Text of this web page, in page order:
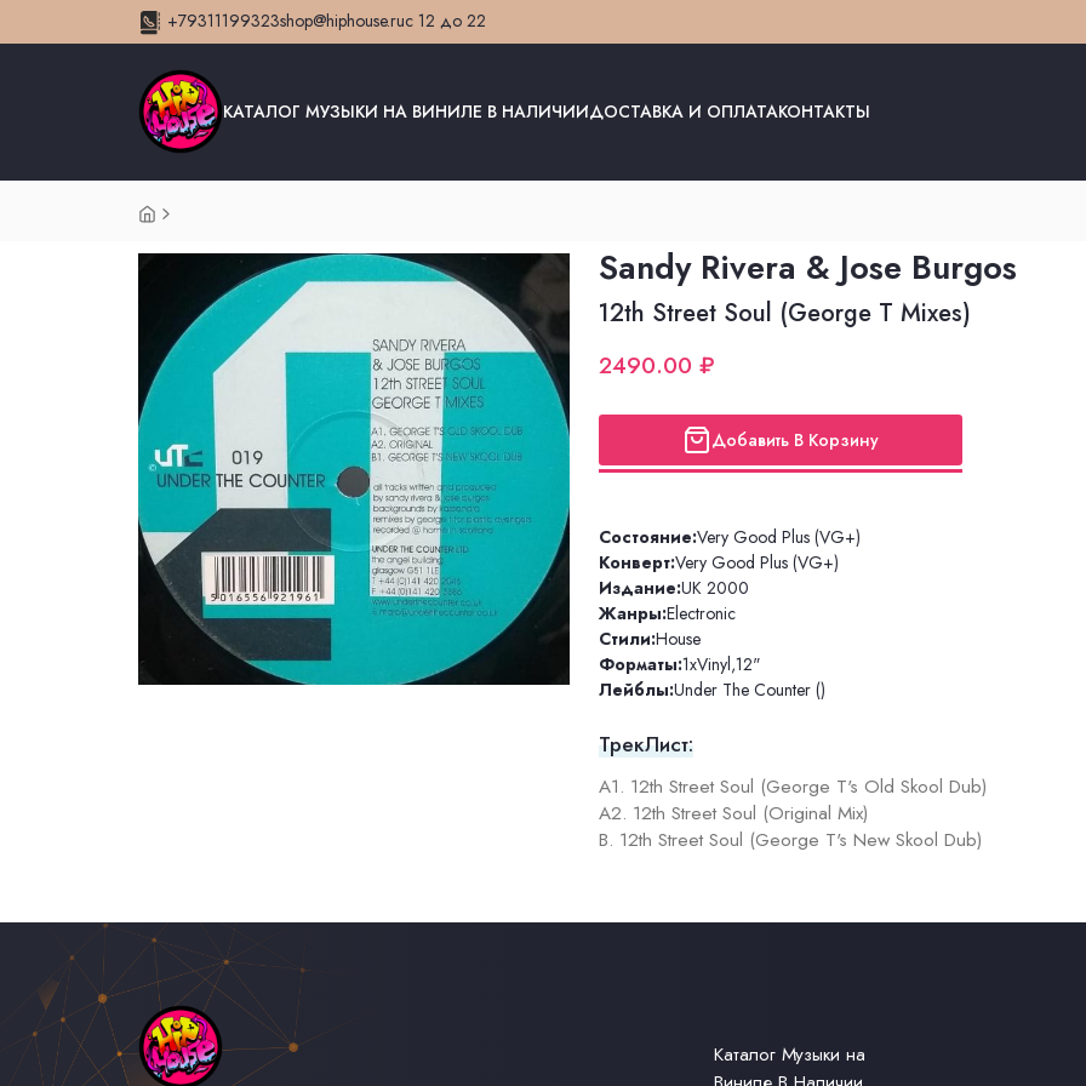
+79311199323shop@hiphouse.ruс 12 до 22
КАТАЛОГ МУЗЫКИ НА ВИНИЛЕ В НАЛИЧИИДОСТАВКА И ОПЛАТАКОНТАКТЫ
Sandy Rivera & Jose Burgos
12th Street Soul (George T Mixes)
2490.00 ₽
Добавить В Корзину
Состояние:Very Good Plus (VG+)
Конверт:Very Good Plus (VG+)
Издание:UK 2000
Жанры:Electronic
Стили:House
Форматы:1xVinyl,12"
Лейблы:Under The Counter ()
ТрекЛист:
A1. 12th Street Soul (George T's Old Skool Dub)
A2. 12th Street Soul (Original Mix)
B. 12th Street Soul (George T's New Skool Dub)
Каталог Музыки на